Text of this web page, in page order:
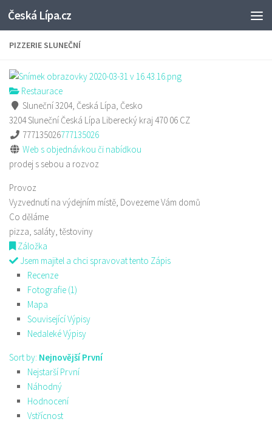
Skip to content
Česká Lípa.cz
PIZZERIE SLUNEČNÍ
Restaurace
Sluneční 3204, Česká Lípa, Česko
3204 Sluneční Česká Lípa Liberecký kraj470 06 CZ
777135026777135026
Web s objednávkou či nabídkou
prodej s sebou a rozvoz
Provoz
Vyzvednutí na výdejním místě, Dovezeme Vám domů
Co děláme
pizza, saláty, těstoviny
Záložka
Jsem majitel a chci spravovat tento Zápis
Recenze
Fotografie (1)
Mapa
Související Výpisy
Nedaleké Výpisy
Sort by: Nejnovější První
Nejstarší První
Náhodný
Hodnocení
Vstřícnost